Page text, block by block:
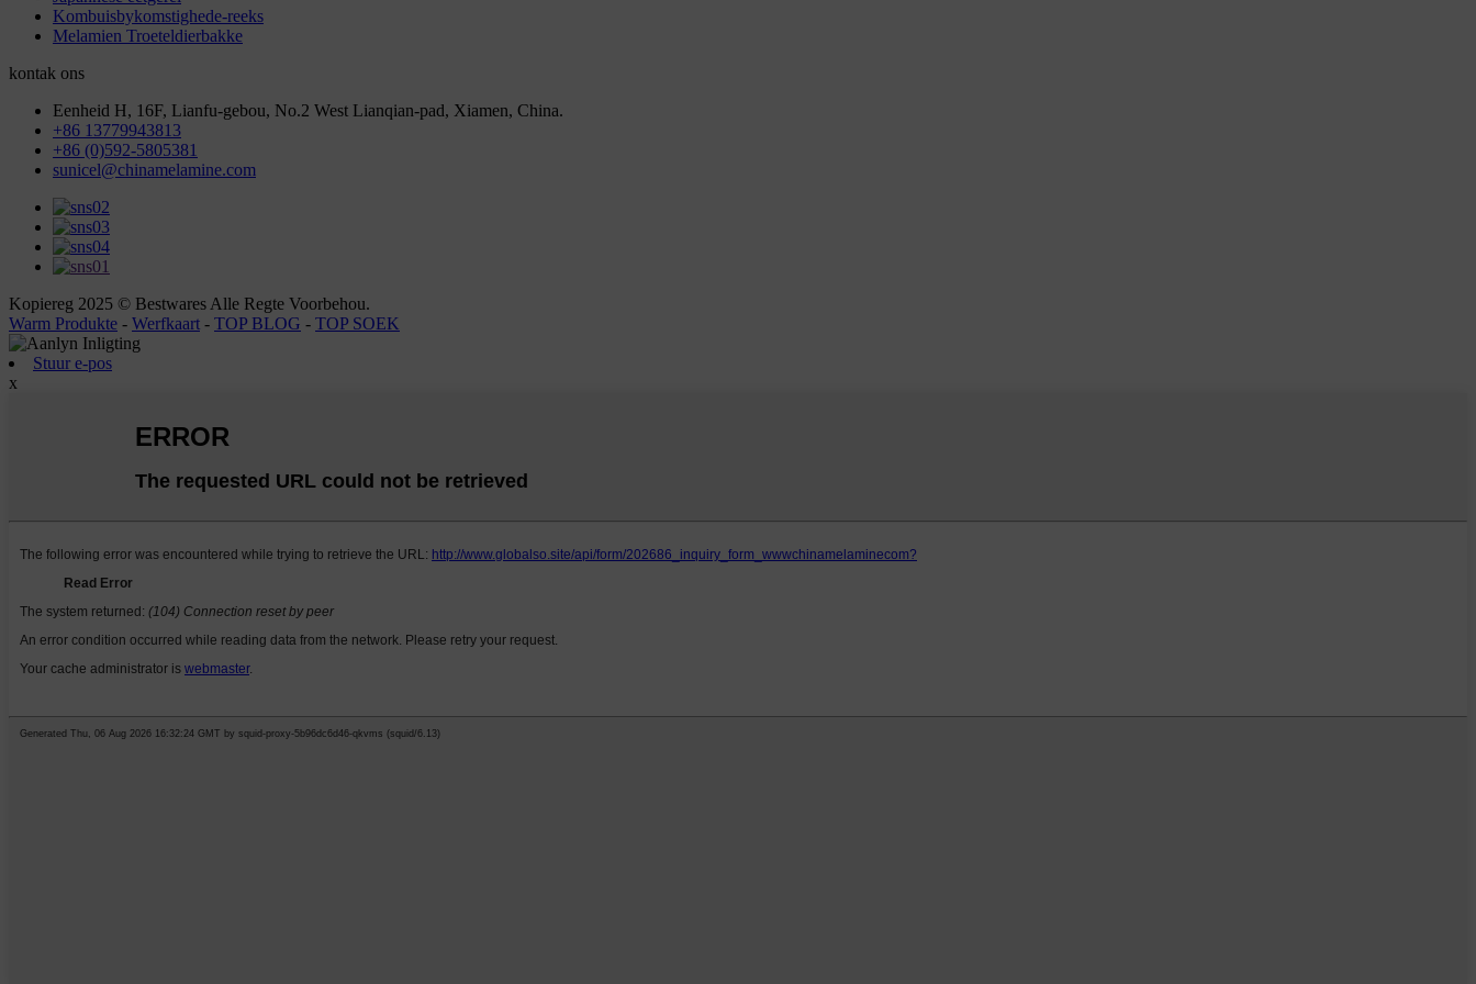
Kombuisbykomstighede-reeks
Melamien Troeteldierbakke
kontak ons
Eenheid H, 16F, Lianfu-gebou, No.2 West Lianqian-pad, Xiamen, China.
+86 13779943813
+86 (0)592-5805381
sunicel@chinamelamine.com
Kopiereg 2025 © Bestwares Alle Regte Voorbehou.
Warm Produkte - Werfkaart - TOP BLOG - TOP SOEK
Stuur e-pos
x